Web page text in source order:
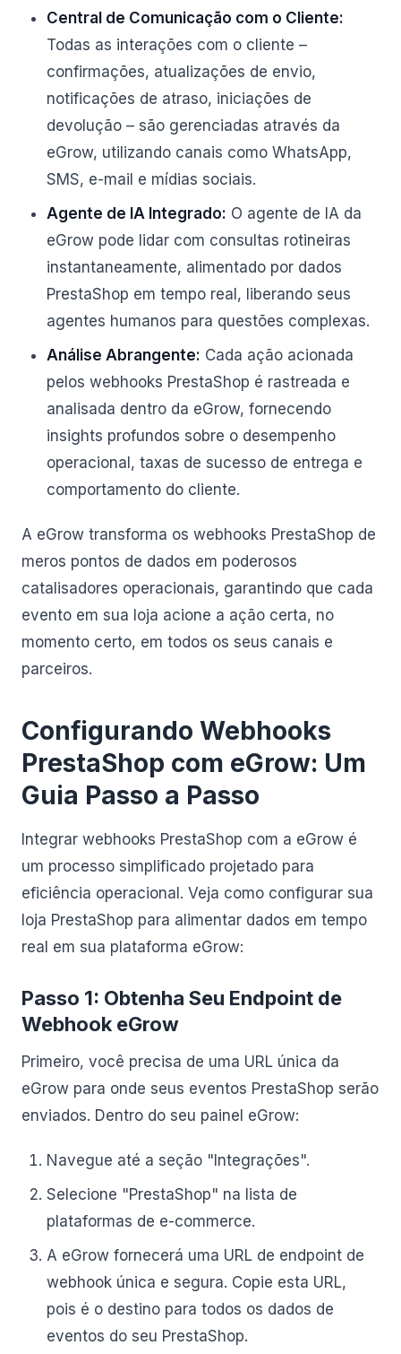
Central de Comunicação com o Cliente:
Todas as interações com o cliente –
confirmações, atualizações de envio,
notificações de atraso, iniciações de
devolução – são gerenciadas através da
eGrow, utilizando canais como WhatsApp,
SMS, e-mail e mídias sociais.
Agente de IA Integrado: O agente de IA da
eGrow pode lidar com consultas rotineiras
instantaneamente, alimentado por dados
PrestaShop em tempo real, liberando seus
agentes humanos para questões complexas.
Análise Abrangente: Cada ação acionada
pelos webhooks PrestaShop é rastreada e
analisada dentro da eGrow, fornecendo
insights profundos sobre o desempenho
operacional, taxas de sucesso de entrega e
comportamento do cliente.
A eGrow transforma os webhooks PrestaShop de
meros pontos de dados em poderosos
catalisadores operacionais, garantindo que cada
evento em sua loja acione a ação certa, no
momento certo, em todos os seus canais e
parceiros.
Configurando Webhooks
PrestaShop com eGrow: Um
Guia Passo a Passo
Integrar webhooks PrestaShop com a eGrow é
um processo simplificado projetado para
eficiência operacional. Veja como configurar sua
loja PrestaShop para alimentar dados em tempo
real em sua plataforma eGrow:
Passo 1: Obtenha Seu Endpoint de
Webhook eGrow
Primeiro, você precisa de uma URL única da
eGrow para onde seus eventos PrestaShop serão
enviados. Dentro do seu painel eGrow:
Navegue até a seção "Integrações".
Selecione "PrestaShop" na lista de
plataformas de e-commerce.
A eGrow fornecerá uma URL de endpoint de
webhook única e segura. Copie esta URL,
pois é o destino para todos os dados de
eventos do seu PrestaShop.